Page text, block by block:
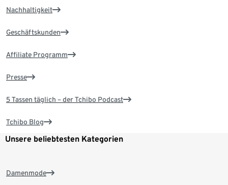
Nachhaltigkeit
Geschäftskunden
Affiliate Programm
Presse
5 Tassen täglich – der Tchibo Podcast
Tchibo Blog
Unsere beliebtesten Kategorien
Damenmode